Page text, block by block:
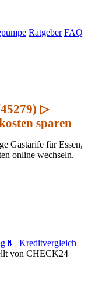
Ratgeber FAQ
▷
sparen
Gastarife für Essen,
online wechseln.
💵 Kreditvergleich
von CHECK24